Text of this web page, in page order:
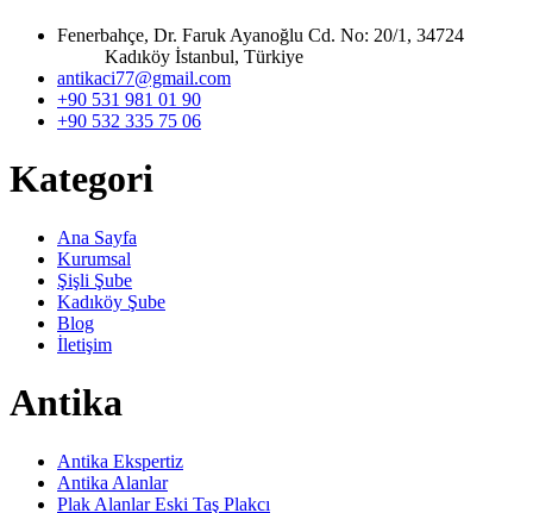
Fenerbahçe, Dr. Faruk Ayanoğlu Cd. No: 20/1, 34724
Kadıköy İstanbul, Türkiye
antikaci77@gmail.com
+90 531 981 01 90
+90 532 335 75 06
Kategori
Ana Sayfa
Kurumsal
Şişli Şube
Kadıköy Şube
Blog
İletişim
Antika
Antika Ekspertiz
Antika Alanlar
Plak Alanlar Eski Taş Plakcı